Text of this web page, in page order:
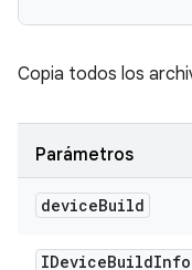
Copia todos los
Parámetros
deviceBuild
IDeviceBuildInfo